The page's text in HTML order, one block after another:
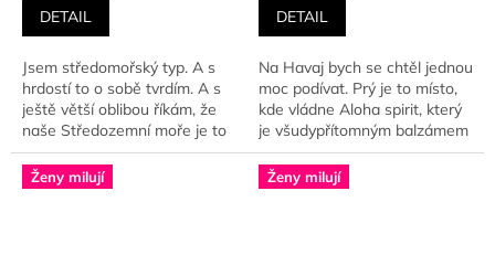
DETAIL
Jsem středomořský typ. A s
hrdostí to o sobě tvrdím. A s
ještě větší oblibou říkám, že
naše Středozemní moře je to
nejkrásnější...
DETAIL
Na Havaj bych se chtěl jednou
moc podívat. Prý je to místo,
kde vládne Aloha spirit, který
je všudypřítomným balzámem
na...
Ženy milují Ženy milují